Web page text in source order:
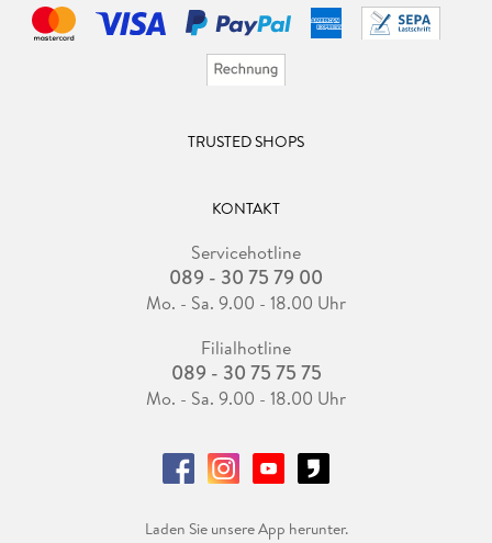
TRUSTED SHOPS
KONTAKT
Servicehotline
089 - 30 75 79 00
Mo. - Sa. 9.00 - 18.00 Uhr
Filialhotline
089 - 30 75 75 75
Mo. - Sa. 9.00 - 18.00 Uhr
Laden Sie unsere App herunter.